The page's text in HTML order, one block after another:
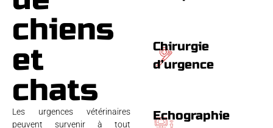
chiens
et
chats
Les urgences vétérinaires
peuvent survenir à tout
Chirurgie
d’urgence
Echographie